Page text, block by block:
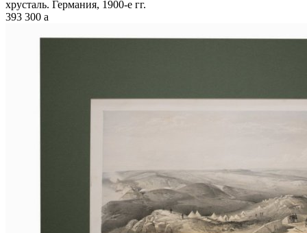
хрусталь. Германия, 1900-е гг.
393 300 a